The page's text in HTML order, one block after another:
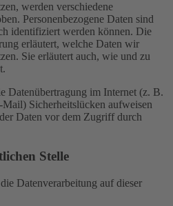
werden verschiedene
Personenbezogene Daten sind
identifiziert werden können. Die
erläutert, welche Daten wir
Sie erläutert auch, wie und zu
Datenübertragung im Internet (z. B.
Sicherheitslücken aufweisen
Daten vor dem Zugriff durch
Stelle
Datenverarbeitung auf dieser